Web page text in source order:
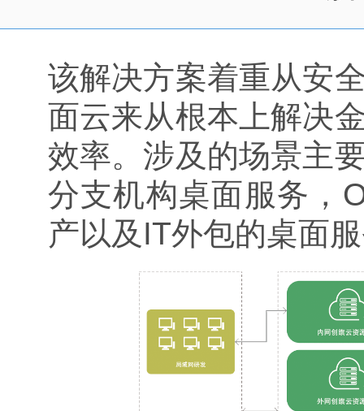
该解决方案着重从安
面云来从根本上解决
效率。涉及的场景主
分支机构桌面服务，
产以及IT外包的桌面